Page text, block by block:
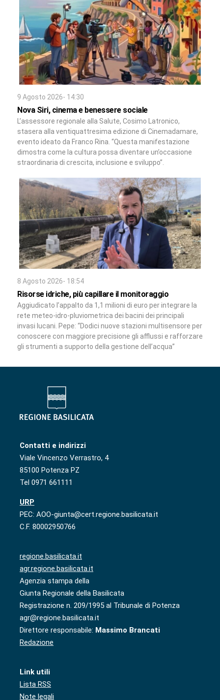
9 Agosto 2026- 14:30
Nova Siri, cinema e benessere sociale
L’assessore regionale alla Salute, Cosimo Latronico,
stasera alla ventiquattresima edizione di Cinemadamare,
evento ideato da Franco Rina. “Questa manifestazione
dimostra come la cultura possa diventare un’occasione
straordinaria di crescita, inclusione e sviluppo”.
8 Agosto 2026- 18:54
Risorse idriche, più capillare il monitoraggio
Aggiudicato l’appalto da 1,1 milioni di euro per integrare la
rete meteo-idro-pluviometrica dei bacini dei principali
invasi lucani. Pepe: “Dodici nuove stazioni multisensore per
conoscere con maggiore precisione gli afflussi e rafforzare
gli strumenti a supporto della gestione dell’acqua”
Contatti e indirizzi
Viale Vincenzo Verrastro, 4
85100 Potenza PZ
Tel 0971 661111
URP
PEC: AOO-giunta@cert.regione.basilicata.it
C.F. 80002950766
regione.basilicata.it
agr.regione.basilicata.it
Agenzia stampa della
Giunta Regionale della Basilicata
Registrazione n. 209/1995 al Tribunale di Potenza
agr@regione.basilicata.it
Direttore responsabile: Massimo Brancati
Redazione
Link utili
Lista RSS
Note legali